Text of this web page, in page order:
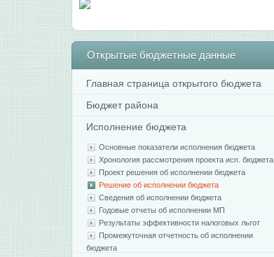
Открытые бюджетные данные
Главная страница открытого бюджета
Бюджет района
Исполнение бюджета
Основные показатели исполнения бюджета
Хронология рассмотрения проекта исп. бюджета
Проект решения об исполнении бюджета
Решение об исполнении бюджета
Сведения об исполнении бюджета
Годовые отчеты об исполнении МП
Результаты эффективности налоговых льгот
Промежуточная отчетность об исполнении
бюджета